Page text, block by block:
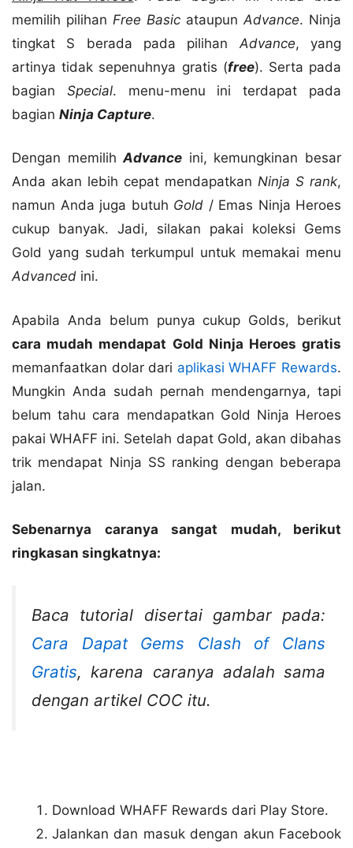
memilih pilihan Free Basic ataupun Advance. Ninja
tingkat S berada pada pilihan Advance, yang
artinya tidak sepenuhnya gratis (free). Serta pada
bagian Special. menu-menu ini terdapat pada
bagian Ninja Capture.
Dengan memilihAdvance ini, kemungkinan besar
Anda akan lebih cepat mendapatkan Ninja S rank,
namun Anda juga butuh Gold / Emas Ninja Heroes
cukup banyak. Jadi, silakan pakai koleksi Gems
Gold yang sudah terkumpul untuk memakai menu
Advanced ini.
Apabila Anda belum punya cukup Golds, berikut
cara mudah mendapat Gold Ninja Heroes gratis
memanfaatkan dolar dari aplikasi WHAFF Rewards.
Mungkin Anda sudah pernah mendengarnya, tapi
belum tahu cara mendapatkan Gold Ninja Heroes
pakai WHAFF ini. Setelah dapat Gold, akan dibahas
trik mendapat Ninja SS ranking dengan beberapa
jalan.
Sebenarnya caranya sangat mudah, berikut
ringkasan singkatnya:
Baca tutorial disertai gambar pada:
Cara Dapat Gems Clash of Clans
Gratis, karena caranya adalah sama
dengan artikel COC itu.
Download WHAFF Rewards dari Play Store.
Jalankan dan masuk dengan akun Facebook